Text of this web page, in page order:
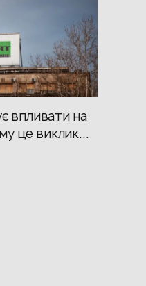
впливати на
це виклик...